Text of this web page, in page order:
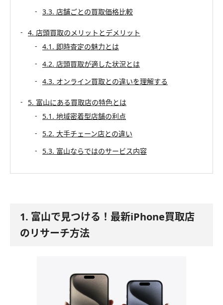
3.3. 店舗ごとの買取価格比較
4. 店頭買取のメリットとデメリット
4.1. 即時査定の魅力とは
4.2. 店頭買取が適した状況とは
4.3. オンライン買取との違いを理解する
5. 富山にある買取店の特色とは
5.1. 地域密着型店舗の利点
5.2. 大手チェーン店との違い
5.3. 富山ならではのサービス内容
1. 富山で見つける！最新iPhone買取店
のリサーチ方法